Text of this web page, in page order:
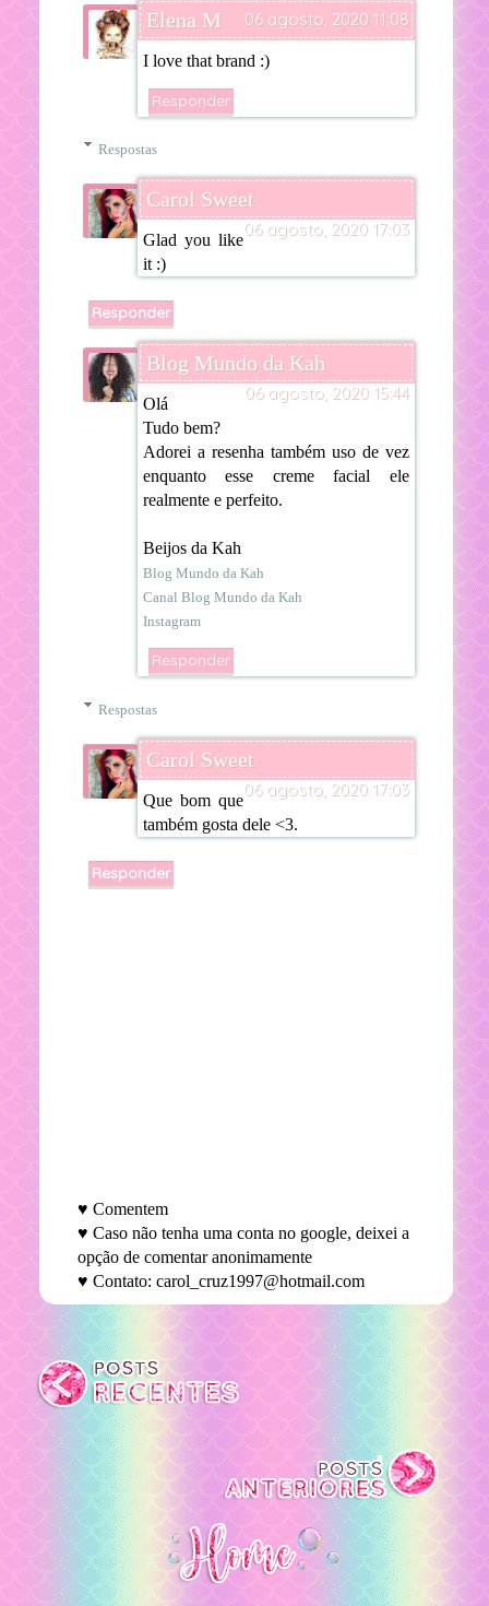
Elena M 06 agosto, 2020 11:08
I love that brand :)
Responder
Respostas
Carol Sweet
06 agosto, 2020 17:03
Glad you like
it :)
Responder
Blog Mundo da Kah
06 agosto, 2020 15:44
Olá
Tudo bem?
Adorei a resenha também uso de vez
enquanto esse creme facial ele
realmente e perfeito.
Beijos da Kah
Blog Mundo da Kah
Canal Blog Mundo da Kah
Instagram
Responder
Respostas
Carol Sweet
06 agosto, 2020 17:03
Que bom que
também gosta dele <3.
Responder
♥ Comentem
♥ Caso não tenha uma conta no google, deixei a
opção de comentar anonimamente
♥ Contato: carol_cruz1997@hotmail.com